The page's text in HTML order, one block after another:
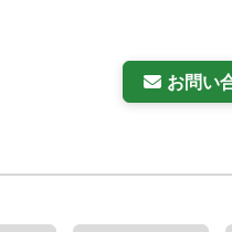
お問い